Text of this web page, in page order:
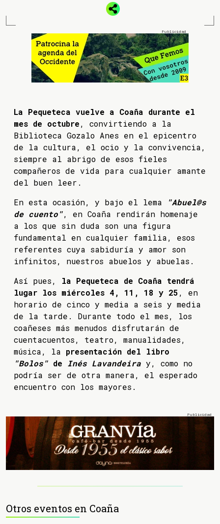
La Pequeteca vuelve a Coaña durante el
mes de octubre, convirtiendo a la
Biblioteca Gozalo Anes en el epicentro
de la cultura, el ocio y la convivencia,
siempre al abrigo de esos fieles
compañeros de vida para cualquier amante
del buen leer.
En esta ocasión, y bajo el lema "Abuel@s
de cuento", en Coaña rendirán homenaje
a los que sin duda son una figura
fundamental en cualquier familia, esos
referentes cuya sabiduría y amor son
infinitos, nuestros abuelos y abuelas.
Así pues,
la Pequeteca de Coaña tendrá
lugar los miércoles 4, 11, 18 y 25, en
horario de cinco y media a seis y media
de la tarde. Durante todo el mes, los
coañeses más menudos disfrutarán de
cuentacuentos, teatro, manualidades,
música, la presentación del libro
"Bolos" de Inés Lavandeira y, como no
podría ser de otra manera, el esperado
encuentro con los mayores.
Otros eventos en Coaña